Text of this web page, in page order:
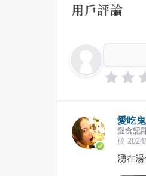
用戶評論
愛吃
愛食記
於
湧在